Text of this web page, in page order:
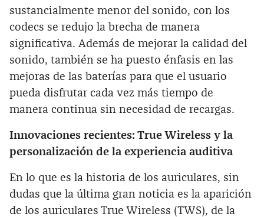
sustancialmente menor del sonido, con los
codecs se redujo la brecha de manera
significativa. Además de mejorar la calidad del
sonido, también se ha puesto énfasis en las
mejoras de las baterías para que el usuario
pueda disfrutar cada vez más tiempo de
manera continua sin necesidad de recargas.
Innovaciones recientes: True Wireless y la
personalización de la experiencia auditiva
En lo que es la historia de los auriculares, sin
dudas que la última gran noticia es la aparición
de los auriculares True Wireless (TWS), de la